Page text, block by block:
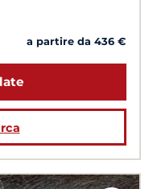
a partire da 436 €